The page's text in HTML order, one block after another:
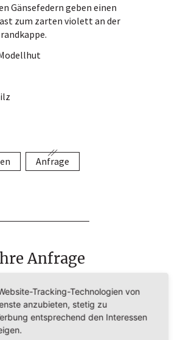
Gänsefedern geben einen
zum zarten violett an der
Anfrage
Anfrage
wie wir Ihnen weiterhelfen
können.
Tracking-Technologien von
anzubieten, stetig zu
entsprechend den Interessen